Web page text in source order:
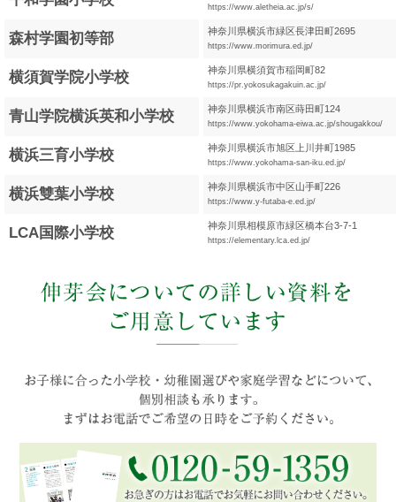
https://www.aletheia.ac.jp/s/
森村学園初等部 神奈川県横浜市緑区長津田町2695
https://www.morimura.ed.jp/
横須賀学院小学校 神奈川県横須賀市稲岡町82
https://pr.yokosukagakuin.ac.jp/
青山学院横浜英和小学校 神奈川県横浜市南区蒔田町124
https://www.yokohama-eiwa.ac.jp/shougakkou/
横浜三育小学校 神奈川県横浜市旭区上川井町1985
https://www.yokohama-san-iku.ed.jp/
横浜雙葉小学校 神奈川県横浜市中区山手町226
https://www.y-futaba-e.ed.jp/
LCA国際小学校 神奈川県相模原市緑区橋本台3-7-1
https://elementary.lca.ed.jp/